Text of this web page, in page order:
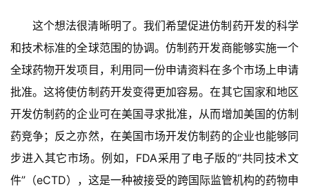
这个想法很清晰明了。我们希望促进仿制药开发的科学
和技术标准的全球范围的协调。仿制药开发商能够实施一个
全球药物开发项目，利用同一份申请资料在多个市场上申请
批准。这将使仿制药开发变得更加容易。在其它国家和地区
开发仿制药的企业可在美国寻求批准，从而增加美国的仿制
药竞争；反之亦然，在美国市场开发仿制药的企业也能够同
步进入其它市场。例如，FDA采用了电子版的“共同技术文
件”（eCTD），这是一种被接受的跨国际监管机构的药物申